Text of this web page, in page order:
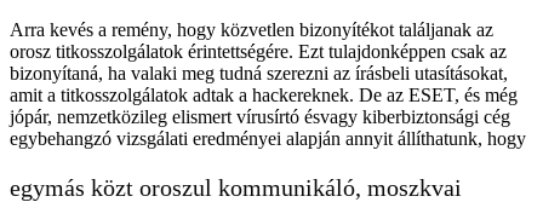
Arra kevés a remény, hogy közvetlen bizonyítékot találjanak az
orosz titkosszolgálatok érintettségére. Ezt tulajdonképpen csak az
bizonyítaná, ha valaki meg tudná szerezni az írásbeli utasításokat,
amit a titkosszolgálatok adtak a hackereknek. De az ESET, és még
jópár, nemzetközileg elismert vírusírtó ésvagy kiberbiztonsági cég
egybehangzó vizsgálati eredményei alapján annyit állíthatunk, hogy
egymás közt oroszul kommunikáló, moszkvai